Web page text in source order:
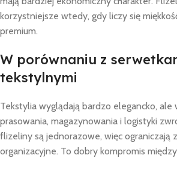
korzystniejsze wtedy, gdy liczy się
premium.
W porównaniu z
tekstylnymi
Tekstylia wyglądają bardzo elegancko, ale
prasowania, magazynowania i logistyki
flizeliny są jednorazowe, więc ograniczają
organizacyjne. To dobry kompromis